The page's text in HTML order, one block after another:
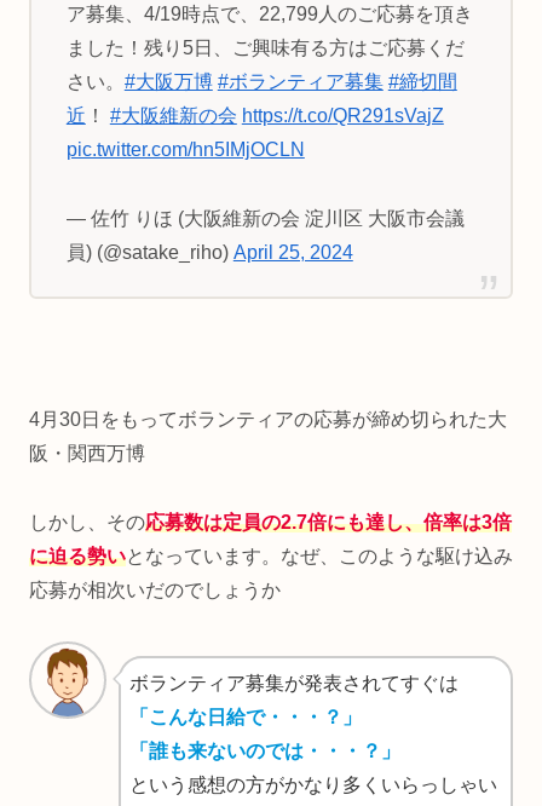
ア募集、4/19時点で、22,799人のご応募を頂き
ました！残り5日、ご興味有る方はご応募くだ
さい。 #大阪万博 #ボランティア募集 #締切間
近 ！ #大阪維新の会 https://t.co/QR291sVajZ
pic.twitter.com/hn5IMjOCLN
— 佐竹 りほ (大阪維新の会 淀川区 大阪市会議
員) (@satake_riho) April 25, 2024
4月30日をもってボランティアの応募が締め切られた大
阪・関西万博
しかし、その応募数は定員の2.7倍にも達し、倍率は3倍
に迫る勢いとなっています。なぜ、このような駆け込み
応募が相次いだのでしょうか
ボランティア募集が発表されてすぐは
「こんな日給で・・・？」
「誰も来ないのでは・・・？」
という感想の方がかなり多くいらっしゃい